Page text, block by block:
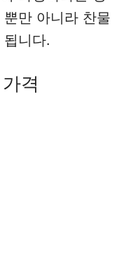
만 아니라 찬물
니다.
격